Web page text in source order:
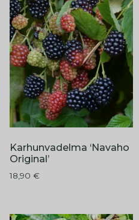
Karhunvadelma ‘Navaho
Original’
18,90 €